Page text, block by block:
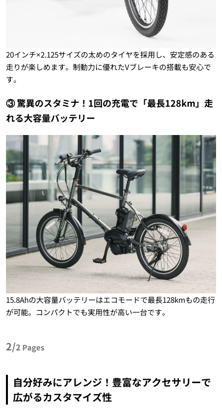
20インチ×2.125サイズの太めのタイヤを採用し、安定感のある
走りが楽しめます。制動力に優れたVブレーキの搭載も安心で
す。
③ 驚異のスタミナ！1回の充電で「最長128km」走
れる大容量バッテリー
15.8Ahの大容量バッテリーはエコモードで最長128kmもの走行
が可能。コンパクトでも実用性が高い一台です。
2/2 Pages
自分好みにアレンジ！豊富なアクセサリーで
広がるカスタマイズ性